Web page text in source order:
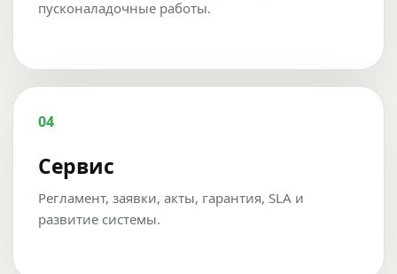
пусконаладочные работы.
04
Сервис
Регламент, заявки, акты, гарантия, SLA и
развитие системы.